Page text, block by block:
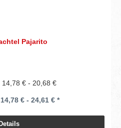
Pajarito
14,78 € - 20,68 €
€ - 24,61 € *